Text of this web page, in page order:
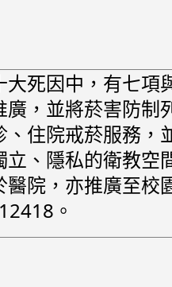
大死因中，有七
廣，並將菸害防制
、住院戒菸服務
、隱私的衛教空
醫院，亦推廣至
。